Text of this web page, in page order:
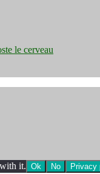
le cerveau
it. Ok No Privacy